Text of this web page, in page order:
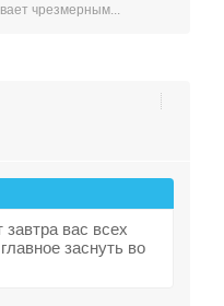
чрезмерным...
завтра вас всех
заснуть во